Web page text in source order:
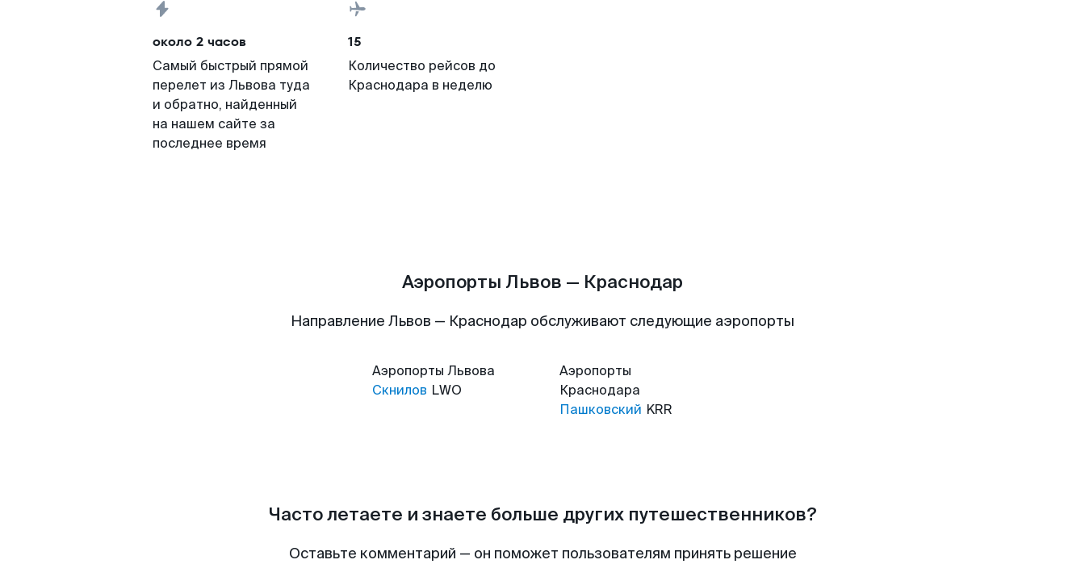
около 2 часов
Самый быстрый прямой
перелет из Львова туда
и обратно, найденный
на нашем сайте за
последнее время
15
Количество рейсов до
Краснодара в неделю
Аэропорты Львов — Краснодар
Направление Львов — Краснодар обслуживают следующие аэропорты
Аэропорты Львова
Скнилов LWO
Аэропорты
Краснодара
Пашковский KRR
Часто летаете и знаете больше других путешественников?
Оставьте комментарий — он поможет пользователям принять решение